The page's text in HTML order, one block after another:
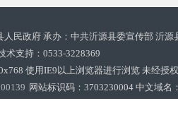
人民政府 承办：中共沂源县委宣传部 沂
术支持：0533-3228369‌‌
使用IE9以上浏览器进行浏览 未经授
网站标识码：3703230004 中文域名